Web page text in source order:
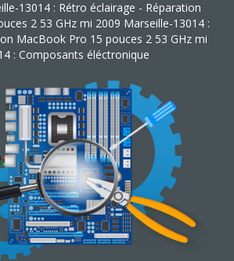
13014 : Rétro éclairage - Réparation
2 53 GHz mi 2009 Marseille-13014 :
MacBook Pro 15 pouces 2 53 GHz mi
: Composants éléctronique